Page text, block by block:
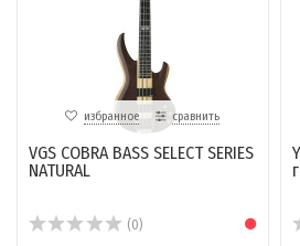
избранное сравнить
VGS COBRA BASS SELECT SERIES
NATURAL
(0)